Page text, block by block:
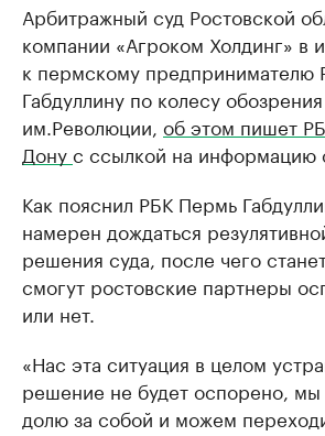
Арбитражный суд Ростовской
компании «Агроком Холдинг» в
к пермскому предпринимателю
Габдуллину по колесу
им.Революции, об этом пишет
Донус ссылкой на информацию
Как пояснил РБК Пермь
намерен дождаться
решения суда, после чего
смогут ростовские партнеры
или нет.
«Нас эта ситуация в целом
решение не будет оспорено,
долю за собой и можем